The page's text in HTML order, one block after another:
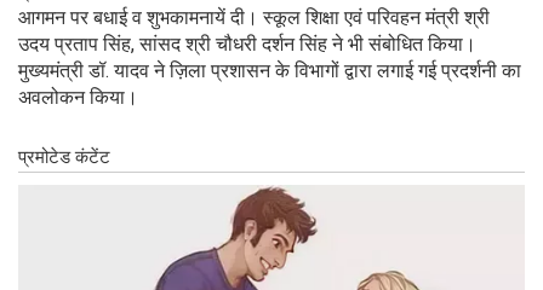
आगमन पर बधाई व शुभकामनायें दी। स्कूल शिक्षा एवं परिवहन मंत्री श्री
उदय प्रताप सिंह, सांसद श्री चौधरी दर्शन सिंह ने भी संबोधित किया।
मुख्यमंत्री डॉ. यादव ने ज़िला प्रशासन के विभागों द्वारा लगाई गई प्रदर्शनी का
अवलोकन किया।